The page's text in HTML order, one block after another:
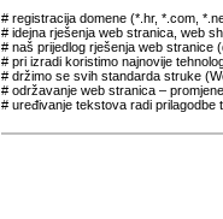
# registracija domene (*.hr, *.com,
# idejna rješenja web stranica, web
# naš prijedlog rješenja web stranice
# pri izradi koristimo najnovije
# držimo se svih standarda struke
# održavanje web stranica –
# uređivanje tekstova radi